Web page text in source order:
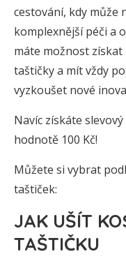
cestování, kdy může
komplexnější péči a
máte možnost
taštičky a mít vždy
vyzkoušet nové
Navíc získáte
hodnotě 100 Kč!
Můžete si vybrat
taštiček:
JAK UŠÍT
TAŠTIČKU